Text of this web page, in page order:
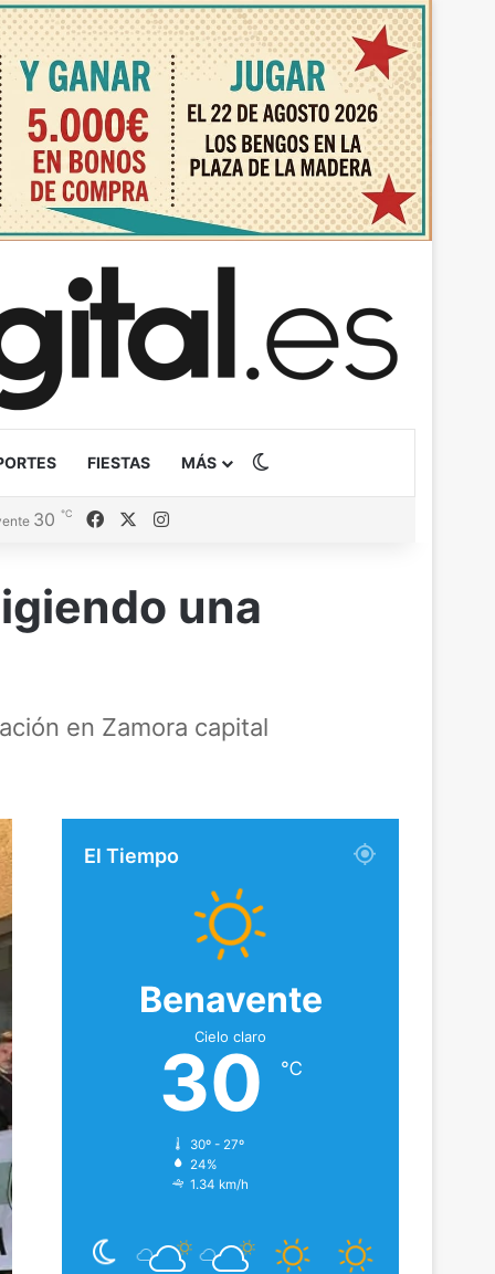
FIESTAS MÁS
30 ℃ FacebookInstagram
una
en Zamora capital
El Tiempo
Benavente
Cielo claro
30 ℃
30º - 27º
24%
1.34 km/h